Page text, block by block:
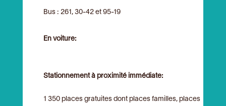
Bus : 261, 30-42 et 95-19
En voiture:
Stationnement à proximité immédiate:
1 350 places gratuites dont places familles, places